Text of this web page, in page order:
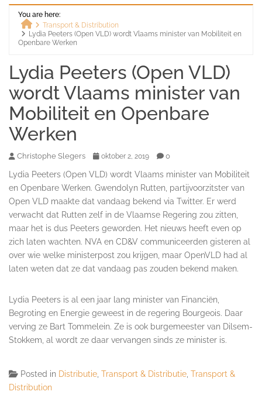
You are here:
Home
Transport & Distribution
Lydia Peeters (Open VLD) wordt Vlaams minister van Mobiliteit en
Openbare Werken
Lydia Peeters (Open VLD)
wordt Vlaams minister van
Mobiliteit en Openbare
Werken
Christophe Slegers oktober 2, 2019 0
Lydia Peeters (Open VLD) wordt Vlaams minister van Mobiliteit
en Openbare Werken. Gwendolyn Rutten, partijvoorzitster van
Open VLD maakte dat vandaag bekend via Twitter. Er werd
verwacht dat Rutten zelf in de Vlaamse Regering zou zitten,
maar het is dus Peeters geworden. Het nieuws heeft even op
zich laten wachten. NVA en CD&V communiceerden gisteren al
over wie welke ministerpost zou krijgen, maar OpenVLD had al
laten weten dat ze dat vandaag pas zouden bekend maken.
Lydia Peeters is al een jaar lang minister van Financiën,
Begroting en Energie geweest in de regering Bourgeois. Daar
verving ze Bart Tommelein. Ze is ook burgemeester van Dilsem-
Stokkem, al wordt ze daar vervangen sinds ze minister is.
Posted in Distributie Transport & Distributie Transport &
Distribution